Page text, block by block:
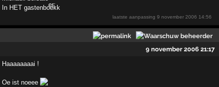
In HET gastenboekk
laatste aanpassing9 november 2006 14:56
9 november 2006 21:17
Haaaaaaaai !
Oe ist noeee